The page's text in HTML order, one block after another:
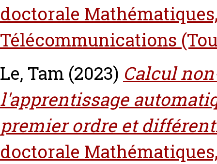
doctorale
Télécommunications
Le, Tam (2023) Calcul
l'apprentissage
premier ordre et
doctorale